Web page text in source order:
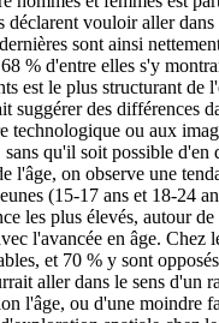
déclarent vouloir aller
sont ainsi
% d'entre elles s'y
est le plus structurant de
suggérer des différences
technologique ou aux
sans qu'il soit possible d'en
l'âge, on observe une
(15-17 ans et 18-24
les plus élevés, autour
l'avancée en âge. Chez
et 70 % y sont
aller dans le sens d'un
l'âge, ou d'une moindre